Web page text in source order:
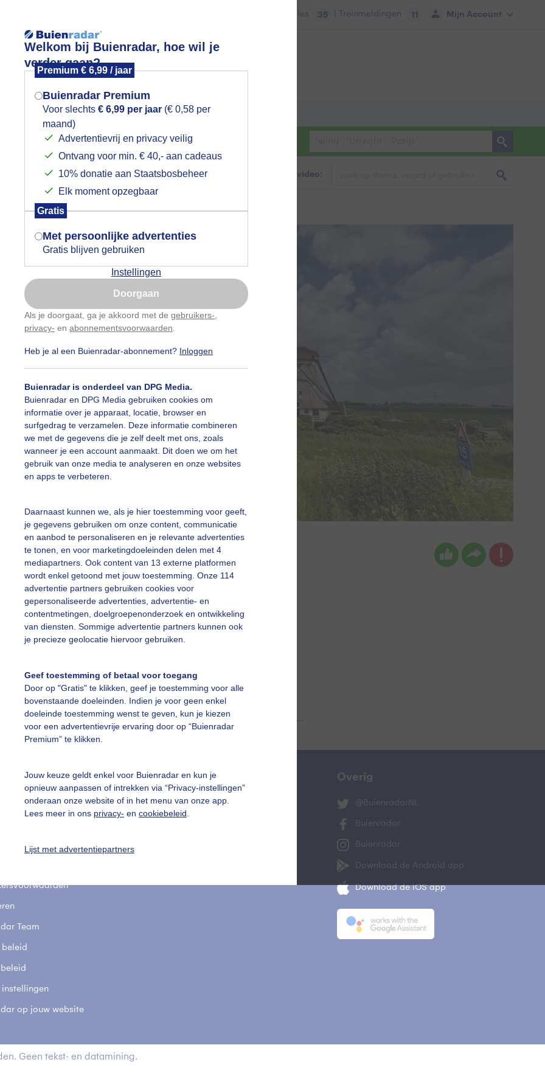
Welkom bij Buienradar, hoe wil je
verder gaan?
Premium € 6,99 / jaar
Buienradar Premium
Voor slechts € 6,99 per jaar (€ 0,58 per
maand)
Advertentievrij en privacy veilig
Ontvang voor min. € 40,- aan cadeaus
10% donatie aan Staatsbosbeheer
Elk moment opzegbaar
Gratis
Met persoonlijke advertenties
Gratis blijven gebruiken
Instellingen
Doorgaan
Als je doorgaat, ga je akkoord met de gebruikers-
privacy- en abonnementsvoorwaarden
Heb je al een Buienradar-abonnement? Inloggen
Buienradar is onderdeel van DPG Media.
Buienradar en DPG Media gebruiken cookies om
informatie over je apparaat, locatie, browser en
surfgedrag te verzamelen. Deze informatie combineren
we met de gegevens die je zelf deelt met ons, zoals
wanneer je een account aanmaakt. Dit doen we om het
gebruik van onze media te analyseren en onze websites
en apps te verbeteren.
Daarnaast kunnen we, als je hier toestemming voor geeft,
je gegevens gebruiken om onze content, communicatie
en aanbod te personaliseren en je relevante advertenties
te tonen, en voor marketingdoeleinden delen met 4
mediapartners. Ook content van 13 externe platformen
wordt enkel getoond met jouw toestemming. Onze 114
advertentie partners gebruiken cookies voor
gepersonaliseerde advertenties, advertentie- en
contentmetingen, doelgroepenonderzoek en ontwikkeling
van diensten. Sommige advertentie partners kunnen ook
je precieze geolocatie hiervoor gebruiken.
Geef toestemming of betaal voor toegang
Door op "Gratis" te klikken, geef je toestemming voor alle
bovenstaande doeleinden. Indien je voor geen enkel
doeleinde toestemming wenst te geven, kun je kiezen
voor een advertentievrije ervaring door op “Buienradar
Premium” te klikken.
Jouw keuze geldt enkel voor Buienradar en kun je
opnieuw aanpassen of intrekken via “Privacy-instellingen”
onderaan onze website of in het menu van onze app.
Lees meer in ons privacy- en cookiebeleid
Lijst met advertentiepartners
Mijn Account
Files 35 | Treinmeldingen 11
Lees meer.
Foto en video Weerzine
Zoeken in foto & video:
Jolanda Bakker Gemaakt: 20-05-2026, 51x bekeken
Wolken
slideshow
Een moment geduld aub...
vragen
Team
beleid
instellingen
op jouw website
Mijn weer
De Bilt
Overig
@BuienradarNL
Buienradar
Buienradar
Download de Android app
Download de iOS app
Geen tekst- en datamining.
Mogen we je locatie gebruiken voor
het weer?
Indien je hier nog geen akkoord op hebt
gegeven, verschijnt er zo een pop-up uit
je browser waarin deze toestemming
gevraagd wordt.
Is goed, toon de popup
Nu niet, misschien later
Gebruik je Safari en wil je niet elke dag deze pop-up
Klikhierom dit aan te passen